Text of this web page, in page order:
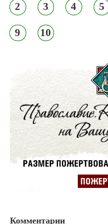
2 3 4 5
9 10
Комментарии